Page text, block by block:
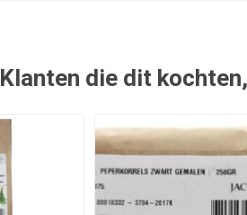
Klanten die dit